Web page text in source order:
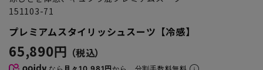
151103-71
プレミアムスタイリッシュスーツ【冷感】
65,890円